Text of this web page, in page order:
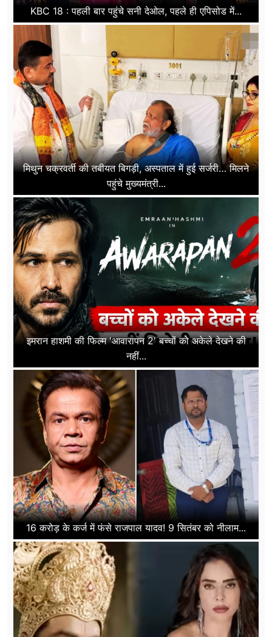
KBC 18 : पहली बार पहुंचे सनी देओल, पहले ही एपिसोड में...
मिथुन चक्रवर्ती की तबीयत बिगड़ी, अस्पताल में हुई सर्जरी… मिलने
पहुंचे मुख्यमंत्री...
इमरान हाशमी की फिल्म 'आवारापन 2' बच्चों को अकेले देखने की
नहीं...
16 करोड़ के कर्ज में फंसे राजपाल यादव! 9 सितंबर को नीलाम...